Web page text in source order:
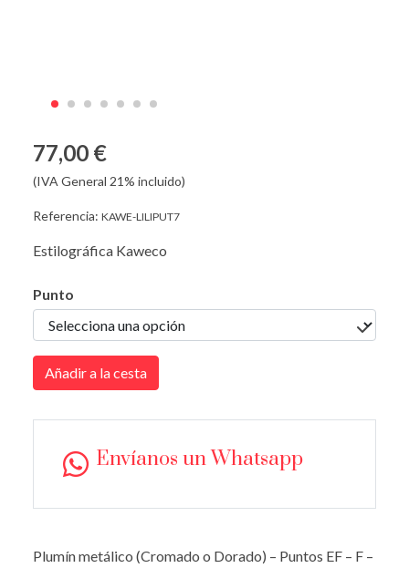
77,00 €
(IVA General 21% incluido)
Referencia: KAWE-LILIPUT7
Estilográfica Kaweco
Punto
Añadir a la cesta
Envíanos un Whatsapp
Plumín metálico (Cromado o Dorado) – Puntos EF – F –